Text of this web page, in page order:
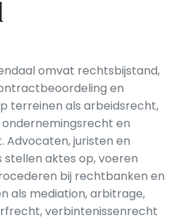
omvat rechtsbijstand,
en
terreinen als arbeidsrecht,
en
Advocaten, juristen en
aktes op, voeren
bij rechtbanken en
als mediation, arbitrage,
verbintenissenrecht